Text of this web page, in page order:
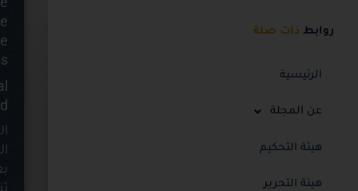
روابط ذات صلة
الرئيسية
عن المجلة
هيئة التحكيم
هيئة التحرير